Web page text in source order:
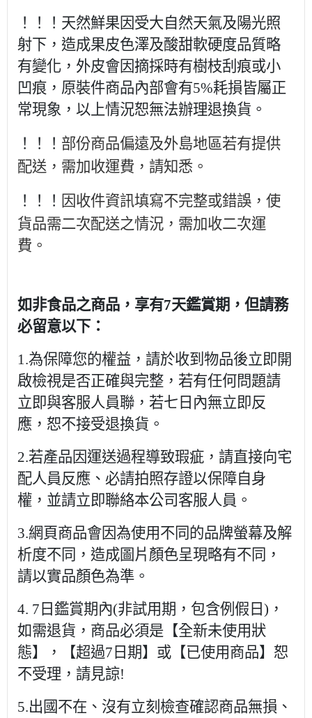
！！！天然鮮果因受大自然天氣及陽光照
射下，造成果皮色澤及酸甜軟硬度品質略
有變化，外皮會因摘採時有樹枝刮痕或小
凹痕，原裝件商品內部會有5%耗損皆屬正
常現象，以上情況恕無法辦理退換貨。
！！！ 部份商品偏遠及外島地區若有提供
配送，需加收運費，請知悉。
！！！ 因收件資訊填寫不完整或錯誤，使
貨品需二次配送之情況，需加收二次運
費。
如非食品之商品，享有7天鑑賞期，但請務
必留意以下：
1.為保障您的權益，請於收到物品後立即開
啟檢視是否正確與完整，若有任何問題請
立即與客服人員聯，若七日內無立即反
應，恕不接受退換貨。
2.若產品因運送過程導致瑕疵，請直接向宅
配人員反應、必請拍照存證以保障自身
權，並請立即聯絡本公司客服人員。
3.網頁商品會因為使用不同的品牌螢幕及解
析度不同，造成圖片顏色呈現略有不同，
請以實品顏色為準。
4. 7日鑑賞期內(非試用期，包含例假日)，
如需退貨，商品必須是【全新未使用狀
態】，【超過7日期】或【已使用商品】恕
不受理，請見諒!
5.出國不在、沒有立刻檢查確認商品無損、